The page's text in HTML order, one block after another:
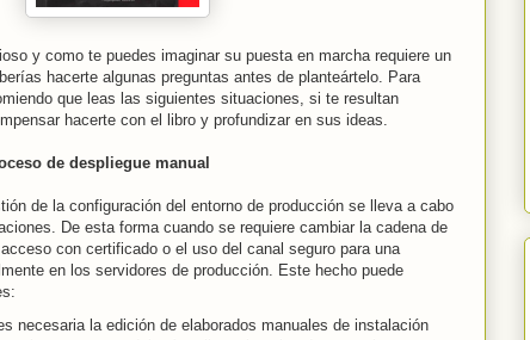
y como te puedes imaginar su puesta en marcha requiere un
hacerte algunas preguntas antes de planteártelo. Para
que leas las siguientes situaciones, si te resultan
hacerte con el libro y profundizar en sus ideas.
de despliegue manual
de la configuración del entorno de producción se lleva a cabo
De esta forma cuando se requiere cambiar la cadena de
con certificado o el uso del canal seguro para una
en los servidores de producción. Este hecho puede
necesaria la edición de elaborados manuales de instalación